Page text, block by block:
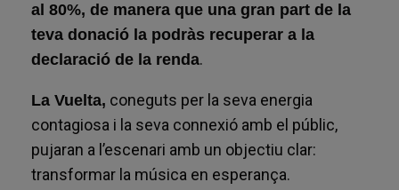
al 80%, de manera que una gran part de la
teva donació la podràs recuperar a la
declaració de la renda.
La Vuelta, coneguts per la seva energia
contagiosa i la seva connexió amb el públic,
pujaran a l’escenari amb un objectiu clar:
transformar la música en esperança.